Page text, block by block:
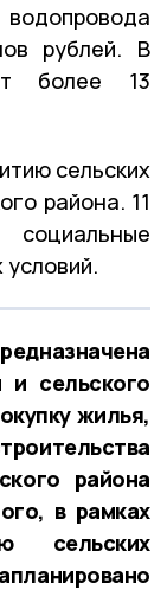
рублей. В
более 13
сельских
района. 11
и сельского
жилья,
района
в рамках
сельских